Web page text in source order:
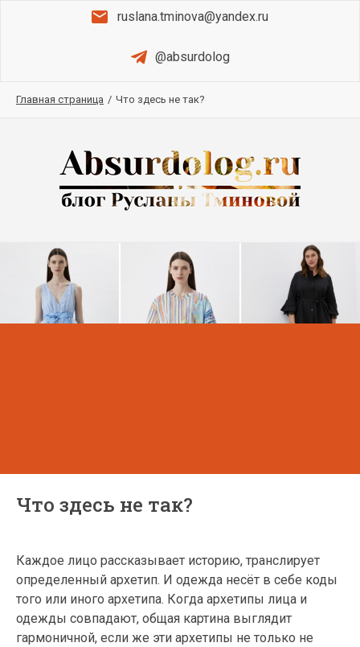
ruslana.tminova@yandex.ru
@absurdolog
Главная страница / Что здесь не так?
Что здесь не так?
Каждое лицо рассказывает историю, транслирует
определенный архетип. И одежда несёт в себе коды
того или иного архетипа. Когда архетипы лица и
одежды совпадают, общая картина выглядит
гармоничной, если же эти архетипы не только не